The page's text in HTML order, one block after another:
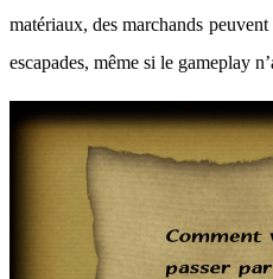
matériaux, des marchands
escapades, même si le gameplay